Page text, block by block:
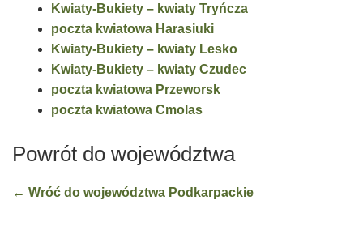
Kwiaty-Bukiety – kwiaty Tryńcza
poczta kwiatowa Harasiuki
Kwiaty-Bukiety – kwiaty Lesko
Kwiaty-Bukiety – kwiaty Czudec
poczta kwiatowa Przeworsk
poczta kwiatowa Cmolas
Powrót do województwa
← Wróć do województwa Podkarpackie